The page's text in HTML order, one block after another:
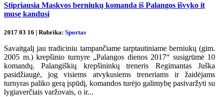
Stipriausia Maskvos berniukų komanda iš Palangos išvyko it
musę kandusi
2017 03 16 | Rubrika: Sportas
Savaitgalį jau tradiciniu tampančiame tarptautiniame berniukų (gim.
2005 m.) krepšinio turnyre „Palangos dienos 2017“ susigrūmė 10
komandų. Palangiškių krepšininkų treneris Regimantas Juška
pasidžiaugė, jog visiems atvykusiems treneriams ir žaidėjams
turnyras paliko gerą įspūdį, komandos turėjo galimybę pasivaržyti su
lygiaverčiais varžovais, o ir...